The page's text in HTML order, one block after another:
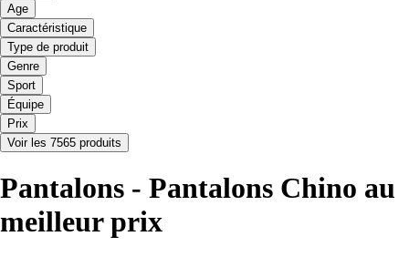
Age
Caractéristique
Type de produit
Genre
Sport
Équipe
Prix
Voir les 7565 produits
Pantalons - Pantalons Chino au
meilleur prix